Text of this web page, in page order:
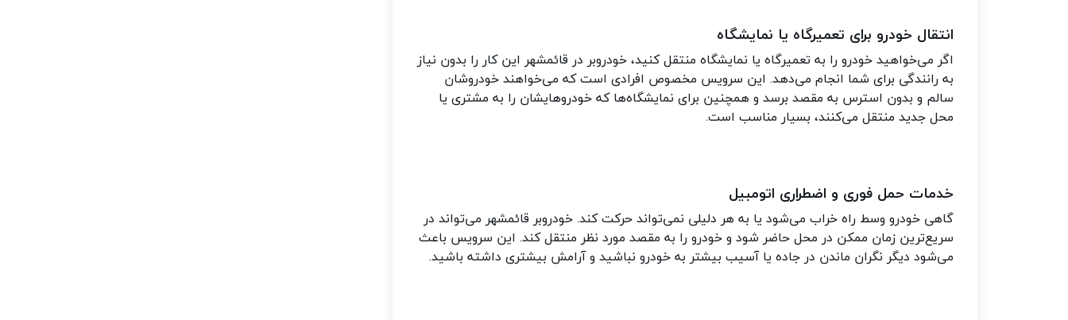
انتقال خودرو برای تعمیرگاه یا نمایشگاه
اگر می‌خواهید خودرو را به تعمیرگاه یا نمایشگاه منتقل کنید، خودروبر در قائمشهر این کار را بدون نیاز
به رانندگی برای شما انجام می‌دهد. این سرویس مخصوص افرادی است که می‌خواهند خودروشان
سالم و بدون استرس به مقصد برسد و همچنین برای نمایشگاه‌ها که خودروهایشان را به مشتری یا
محل جدید منتقل می‌کنند، بسیار مناسب است.
خدمات حمل فوری و اضطراری اتومبیل
گاهی خودرو وسط راه خراب می‌شود یا به هر دلیلی نمی‌تواند حرکت کند. خودروبر قائمشهر می‌تواند در
سریع‌ترین زمان ممکن در محل حاضر شود و خودرو را به مقصد مورد نظر منتقل کند. این سرویس باعث
می‌شود دیگر نگران ماندن در جاده یا آسیب بیشتر به خودرو نباشید و آرامش بیشتری داشته باشید.